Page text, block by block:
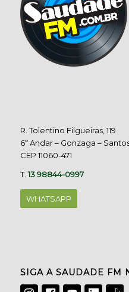
R. Tolentino Filgueiras, 119
6º Andar – Gonzaga –
CEP 11060-471
T.13 98844-0997
WHATSAPP
SIGA A SAUDADE FM